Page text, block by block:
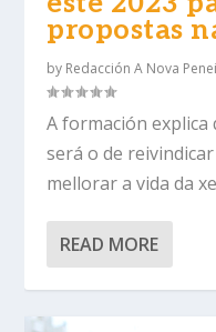
propostas
by Redacción A Nova
A formación
será o de
mellorar a vida da
READ MORE